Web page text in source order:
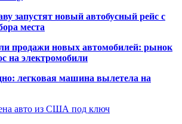
запустят новый автобусный рейс с
места
продажи новых автомобилей: рынок
на электромобили
легковая машина вылетела на
авто из США под ключ